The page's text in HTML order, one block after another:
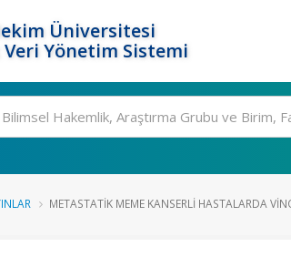
Üniversitesi
Yönetim Sistemi
METASTATIK MEME KANSERLI HASTALARDA